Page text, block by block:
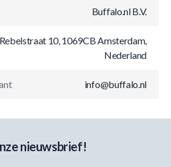
Buffalo.nl B.V.
10, 1069CB Amsterdam,
Nederland
info@buffalo.nl
nieuwsbrief!